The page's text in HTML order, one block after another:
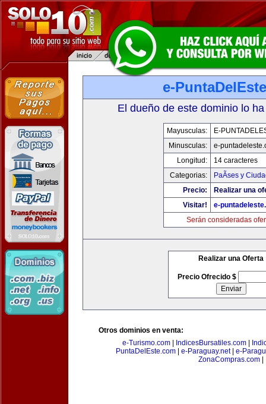
e-
El dueño de este dominio lo
Mayusculas:
E-
Minusculas:
e-
Longitud:
14 caracteres
Categorias:
PaÃ­ses y
Precio:
Realizar una
Visitar!
e-
Serán consideradas
Realizar una Oferta
Precio Ofrecido $
Otros dominios en venta:
e-Turismo.com| IndicesBursatiles.com|
PuntaDelEste.com| e-Paraguay.net| e-
ZonaCompras.com